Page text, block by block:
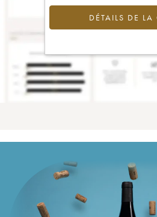
DÉTAILS DE LA